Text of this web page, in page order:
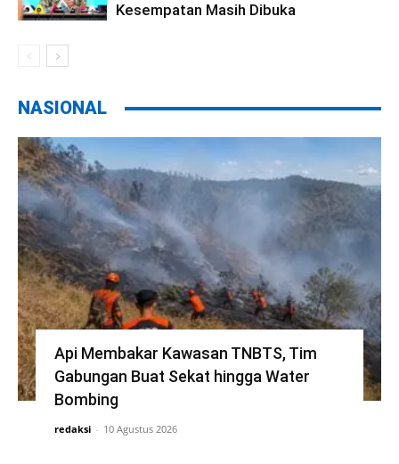
Kesempatan Masih Dibuka
NASIONAL
Api Membakar Kawasan TNBTS, Tim
Gabungan Buat Sekat hingga Water
Bombing
redaksi - 10 Agustus 2026